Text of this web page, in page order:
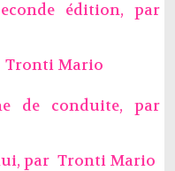
édition, par
Tronti Mario
de conduite, par
par Tronti Mario